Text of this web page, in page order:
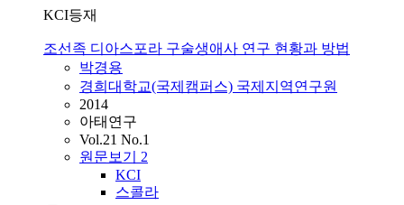
KCI등재
조선족 디아스포라 구술생애사 연구 현황과 방법
박경용
경희대학교(국제캠퍼스) 국제지역연구원
2014
아태연구
Vol.21 No.1
원문보기 2
KCI
스콜라